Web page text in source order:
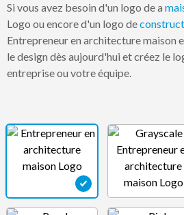
Si vous avez besoin d'un logo de a
Logo ou encore d'un logo de
Entrepreneur en architecture maison
le design dès aujourd'hui et créez le
entreprise ou votre équipe.